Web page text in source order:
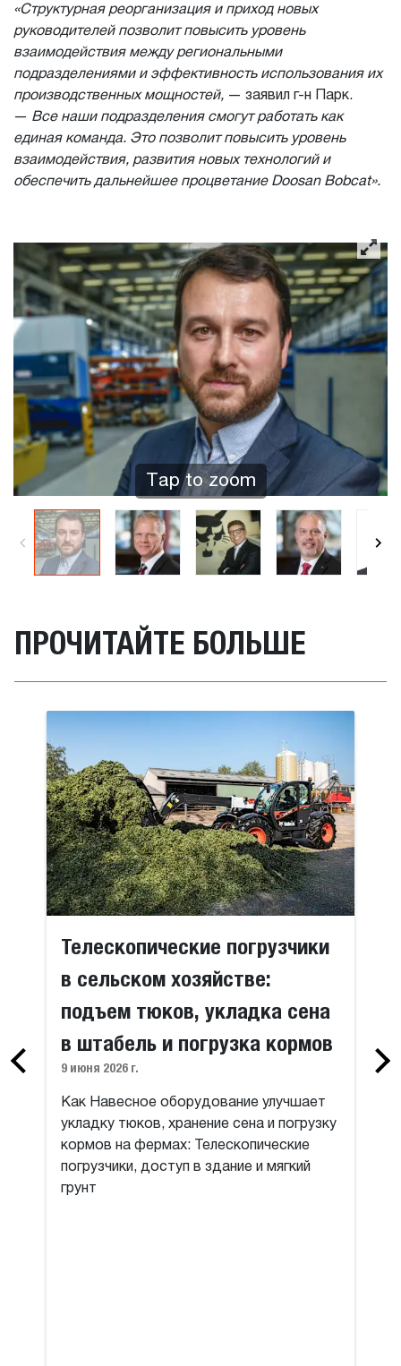
«Структурная реорганизация и приход новых
руководителей позволит повысить уровень
взаимодействия между региональными
подразделениями и эффективность использования их
производственных мощностей, — заявил г-н Парк.
— Все наши подразделения смогут работать как
единая команда. Это позволит повысить уровень
взаимодействия, развития новых технологий и
обеспечить дальнейшее процветание Doosan Bobcat».
Tap to zoom
ПРОЧИТАЙТЕ БОЛЬШЕ
Телескопические погрузчики
в сельском хозяйстве:
подъем тюков, укладка сена
в штабель и погрузка кормов
9 июня 2026 г.
Как Навесное оборудование улучшает
укладку тюков, хранение сена и погрузку
кормов на фермах: Телескопические
погрузчики, доступ в здание и мягкий
грунт